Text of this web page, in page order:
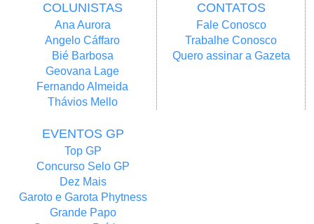
COLUNISTAS
Ana Aurora
Angelo Cáffaro
Bié Barbosa
Geovana Lage
Fernando Almeida
Thávios Mello
CONTATOS
Fale Conosco
Trabalhe Conosco
Quero assinar a Gazeta
EVENTOS GP
Top GP
Concurso Selo GP
Dez Mais
Garoto e Garota Phytness
Grande Papo